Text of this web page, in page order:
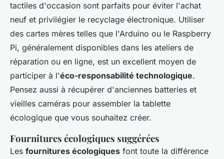
tactiles d'occasion sont parfaits pour éviter l'achat
neuf et privilégier le recyclage électronique. Utiliser
des cartes mères telles que l'Arduino ou le Raspberry
Pi, généralement disponibles dans les ateliers de
réparation ou en ligne, est un excellent moyen de
participer à l'éco-responsabilité technologique.
Pensez aussi à récupérer d'anciennes batteries et
vieilles caméras pour assembler la tablette
écologique que vous souhaitez créer.
Fournitures écologiques suggérées
Les fournitures écologiques font toute la différence